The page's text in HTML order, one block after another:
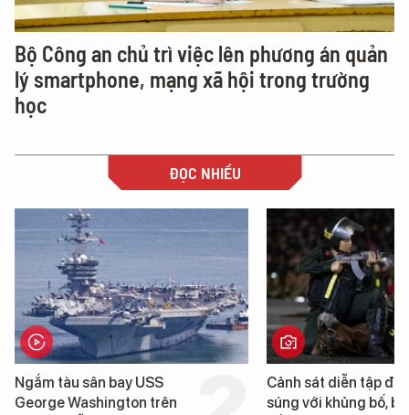
Bộ Công an chủ trì việc lên phương án quản
lý smartphone, mạng xã hội trong trường
học
ĐỌC NHIỀU
Cảnh sát diễn tập đấu
súng với khủng bố, bảo vệ
Hình ảnh đầu
tàu sân bay